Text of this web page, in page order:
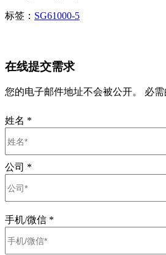
标签： SG61000-5
在线提交需求
您的电子邮件地址不会被公开。 必
姓名 *
公司 *
手机/微信 *